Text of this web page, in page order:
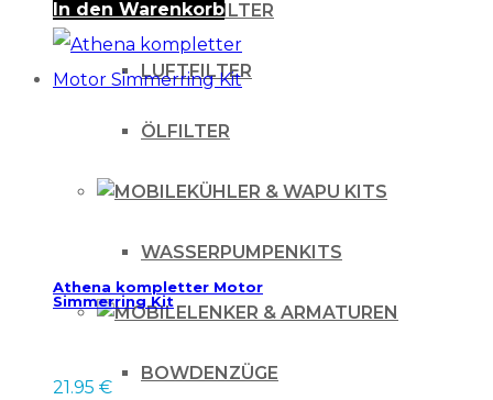
BENZINFILTER
LUFTFILTER
ÖLFILTER
KÜHLER & WAPU KITS
WASSERPUMPENKITS
LENKER & ARMATUREN
BOWDENZÜGE
In den Warenkorb
Athena kompletter Motor
Simmerring Kit
21.95 €